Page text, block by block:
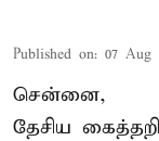
Published on: 07 Aug
சென்னை,
தேசிய